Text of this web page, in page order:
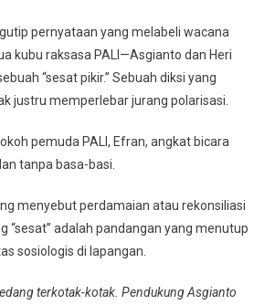
pernyataan yang melabeli wacana
kubu raksasa PALI—Asgianto dan Heri
“sesat pikir.” Sebuah diksi yang
justru memperlebar jurang polarisasi.
pemuda PALI, Efran, angkat bicara
tanpa basa-basi.
menyebut perdamaian atau rekonsiliasi
“sesat” adalah pandangan yang menutup
sosiologis di lapangan.
terkotak-kotak. Pendukung Asgianto